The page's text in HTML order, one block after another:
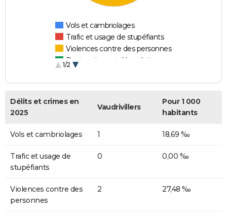
Vols et cambriolages
Trafic et usage de stupéfiants
Violences contre des personnes
Destructions et dégradations
1/2
Délits et crimes en
2025
Vaudrivillers
Pour 1 000
habitants
Vols et cambriolages 1 18,69 ‰
Trafic et usage de
stupéfiants
0 0,00 ‰
Violences contre des
personnes
2 27,48 ‰